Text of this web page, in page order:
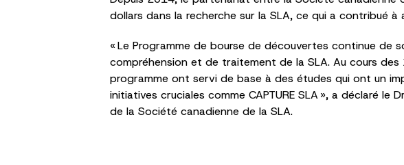
dollars dans la recherche sur la SLA, ce qui a contribué
« Le Programme de bourse de découvertes continue de
compréhension et de traitement de la SLA. Au cours
programme ont servi de base à des études qui ont un
initiatives cruciales comme CAPTURE SLA », a déclaré
de la Société canadienne de la SLA.